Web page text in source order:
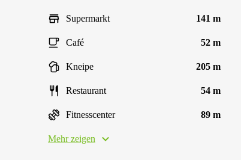
Supermarkt 141 m
Café 52 m
Kneipe 205 m
Restaurant 54 m
Fitnesscenter 89 m
Mehr zeigen